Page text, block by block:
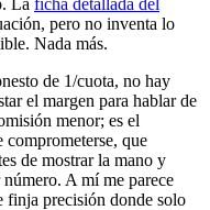
pero no inventa lo
Nada más.
de 1/cuota, no hay
el margen para hablar de
menor; es el
que
de mostrar la mano y
A mí me parece
finja precisión donde solo